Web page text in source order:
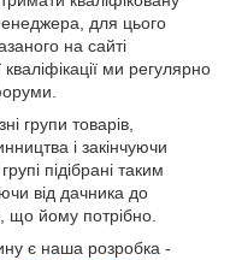
для цього
на сайті
ми регулярно
групи товарів,
і закінчуючи
підібрані таким
від дачника до
що йому потрібно.
є наша розробка -